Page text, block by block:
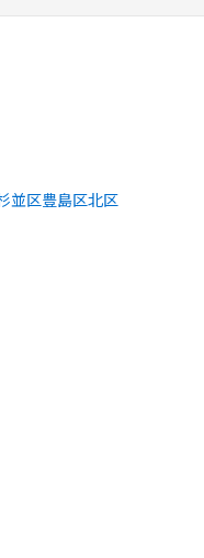
並区豊島区北区